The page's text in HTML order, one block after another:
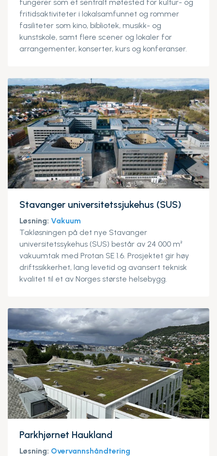
fungerer som et sentralt møtested for kultur- og
fritidsaktiviteter i lokalsamfunnet og rommer
fasiliteter som kino, bibliotek, musikk- og
kunstskole, samt flere scener og lokaler for
arrangementer, konserter, kurs og konferanser.
Stavanger universitetssjukehus (SUS)
Løsning: Vakuum
Takløsningen på det nye Stavanger
universitetssykehus (SUS) består av 24 000 m²
vakuumtak med Protan SE 1.6. Prosjektet gir høy
driftssikkerhet, lang levetid og avansert teknisk
kvalitet til et av Norges største helsebygg.
Parkhjørnet Haukland
Løsning: Overvannshåndtering